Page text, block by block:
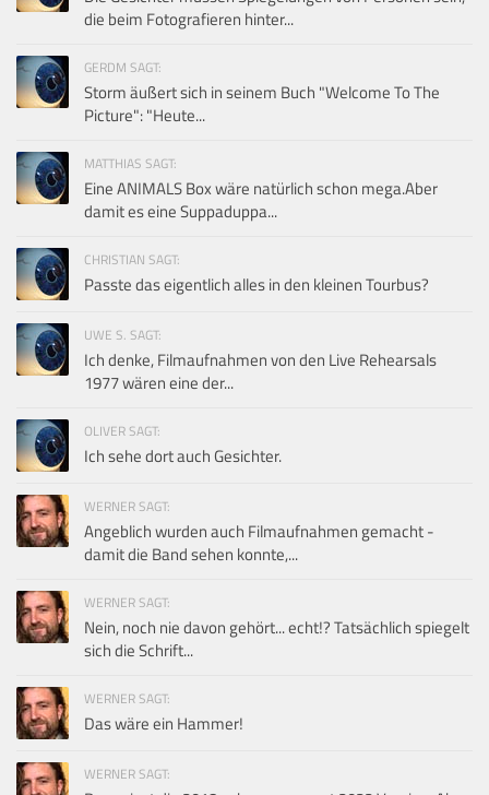
die beim Fotografieren hinter...
GERDM SAGT:
Storm äußert sich in seinem Buch "Welcome To The
Picture": "Heute...
MATTHIAS SAGT:
Eine ANIMALS Box wäre natürlich schon mega.Aber
damit es eine Suppaduppa...
CHRISTIAN SAGT:
Passte das eigentlich alles in den kleinen Tourbus?
UWE S. SAGT:
Ich denke, Filmaufnahmen von den Live Rehearsals
1977 wären eine der...
OLIVER SAGT:
Ich sehe dort auch Gesichter.
WERNER SAGT:
Angeblich wurden auch Filmaufnahmen gemacht -
damit die Band sehen konnte,...
WERNER SAGT:
Nein, noch nie davon gehört... echt!? Tatsächlich spiegelt
sich die Schrift...
WERNER SAGT:
Das wäre ein Hammer!
WERNER SAGT: